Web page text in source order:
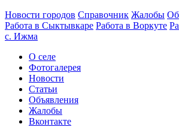
Новости городов Справочник Жалобы
Работа в Сыктывкаре Работа в Воркуте
с. Ижма
О селе
Фотогалерея
Новости
Статьи
Объявления
Жалобы
Вконтакте